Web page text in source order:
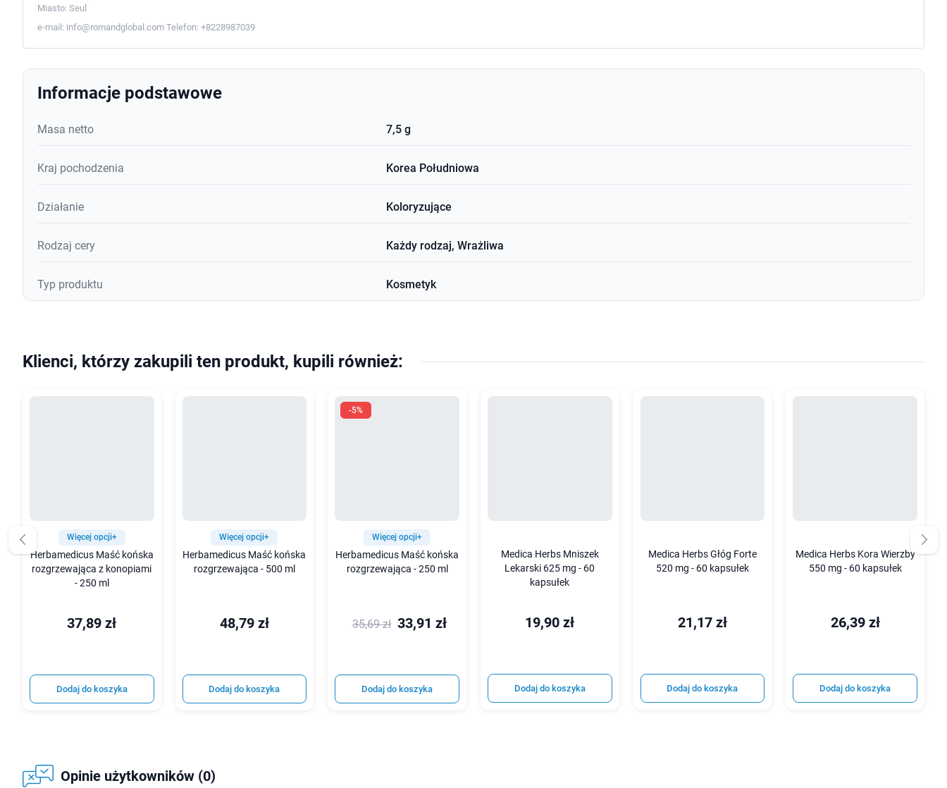
Miasto: Seul
e-mail: info@romandglobal.com Telefon: +8228987039
Informacje podstawowe
Masa netto 7,5 g
Kraj pochodzenia Korea Południowa
Działanie Koloryzujące
Rodzaj cery Każdy rodzaj, Wrażliwa
Typ produktu Kosmetyk
Klienci, którzy zakupili ten produkt, kupili również:
Więcej opcji+
Herbamedicus Maść końska
rozgrzewająca z konopiami
- 250 ml
37,89 zł
Dodaj do koszyka
Więcej opcji+
Herbamedicus Maść końska
rozgrzewająca - 500 ml
48,79 zł
Dodaj do koszyka
-5%
Więcej opcji+
Herbamedicus Maść końska
rozgrzewająca - 250 ml
35,69 zł 33,91 zł
Dodaj do koszyka
Medica Herbs Mniszek
Lekarski 625 mg - 60
kapsułek
19,90 zł
Dodaj do koszyka
Medica Herbs Głóg Forte
520 mg - 60 kapsułek
21,17 zł
Dodaj do koszyka
Medica Herbs Kora Wierzby
550 mg - 60 kapsułek
26,39 zł
Dodaj do koszyka
Opinie użytkowników (0)